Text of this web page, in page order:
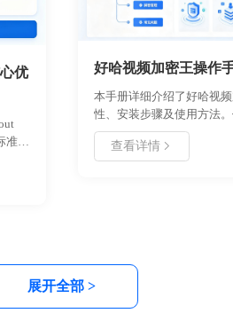
优
准的
容
。
好哈视频加密王操作
本手册详细介绍了好哈视
性、安装步骤及使用方法。
版权保护工具，该软件支持
密码设置及播放控制，旨
查看详情
展开全部 >